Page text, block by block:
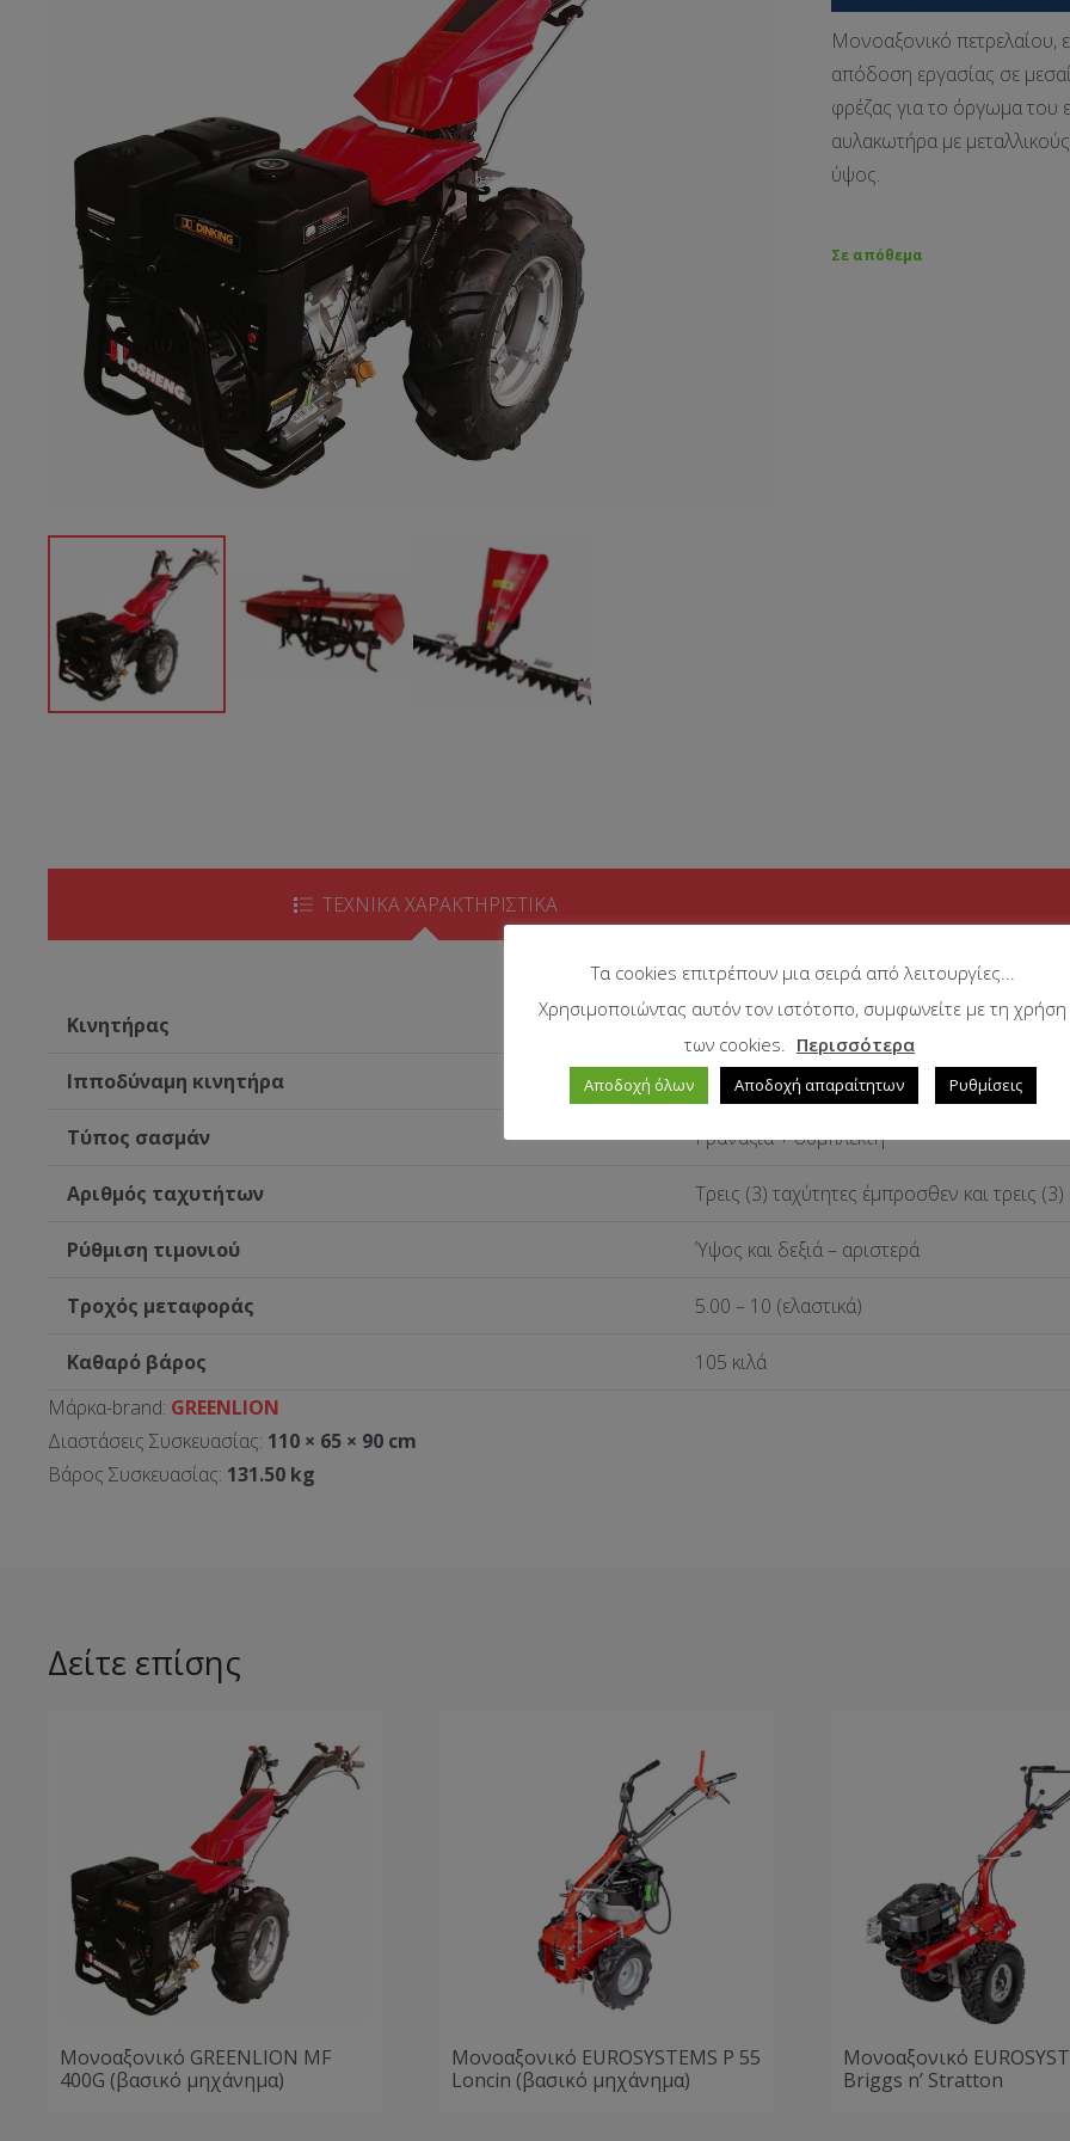
Μονοαξονικό πετρελαίου,
απόδοση εργασίας σε
φρέζας για το όργωμα του
αυλακωτήρα με
ύψος.
Σε απόθεμα
ΤΕΧΝΙΚΑ ΧΑΡΑΚΤΗΡΙΣΤΙΚΑ
Κινητήρας Ντήζελ, τετράχρονος
Ιπποδύναμη κινητήρα 9 HP
Τύπος σασμάν Γρανάζια + συμπλέκτη
Αριθμός ταχυτήτων Τρεις (3) ταχύτητες έμπροσθεν και τρεις
Ρύθμιση τιμονιού Ύψος και δεξιά – αριστερά
Τροχός μεταφοράς 5.00 – 10 (ελαστικά)
Καθαρό βάρος
105 κιλά
Μάρκα-brand: GREENLION
Διαστάσεις Συσκευασίας: 110 × 65 × 90 cm
Βάρος Συσκευασίας: 131.50 kg
Δείτε επίσης
Μονοαξονικό GREENLION MF
400G (βασικό μηχάνημα)
Μονοαξονικό EUROSYSTEMS P 55
Loncin (βασικό μηχάνημα)
Μονοαξονικό
Briggs n’ Stratton
Τα cookies επιτρέπουν μια σειρά από λειτουργίες...
Χρησιμοποιώντας αυτόν τον ιστότοπο, συμφωνείτε με τη χρήση
των cookies. Περισσότερα
Αποδοχή όλων Αποδοχή απαραίτητων Ρυθμίσεις